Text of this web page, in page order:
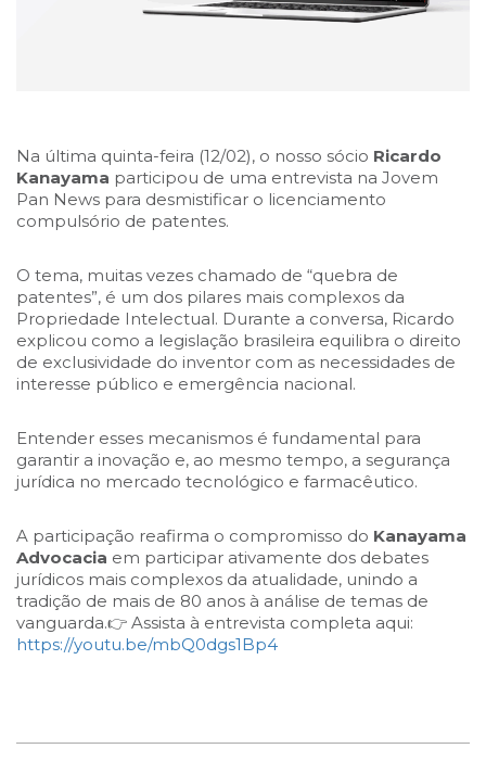
Na última quinta-feira (12/02), o nosso sócio Ricardo
Kanayama participou de uma entrevista na Jovem
Pan News para desmistificar o licenciamento
compulsório de patentes.
O tema, muitas vezes chamado de “quebra de
patentes”, é um dos pilares mais complexos da
Propriedade Intelectual. Durante a conversa, Ricardo
explicou como a legislação brasileira equilibra o direito
de exclusividade do inventor com as necessidades de
interesse público e emergência nacional.
Entender esses mecanismos é fundamental para
garantir a inovação e, ao mesmo tempo, a segurança
jurídica no mercado tecnológico e farmacêutico.
A participação reafirma o compromisso do Kanayama
Advocacia em participar ativamente dos debates
jurídicos mais complexos da atualidade, unindo a
tradição de mais de 80 anos à análise de temas de
vanguarda.👉 Assista à entrevista completa aqui:
https://youtu.be/mbQ0dgs1Bp4